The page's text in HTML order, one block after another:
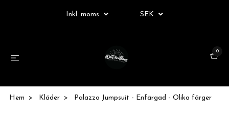
Inkl. moms SEK
0
Hem Kläder Palazzo Jumpsuit - Enfärgad - Olika färger